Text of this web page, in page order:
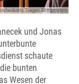
Siegen-Wittgenstein
und Jonas
schaute
bunten
Wesen der